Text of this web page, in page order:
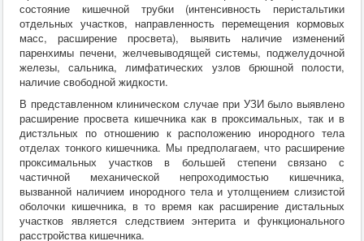
состояние кишечной трубки (интенсивность перистальтики
отдельных участков, направленность перемещения кормовых
масс, расширение просвета), выявить наличие изменений
паренхимы печени, желчевыводящей системы, поджелудочной
железы, сальника, лимфатических узлов брюшной полости,
наличие свободной жидкости.
В представленном клиническом случае при УЗИ было выявлено
расширение просвета кишечника как в проксимальных, так и в
дистзльных по отношению к расположению инородного тела
отделах тонкого кишечника. Мы предполагаем, что расширение
проксимальных участков в большей степени связано с
частичной механической непроходимостью кишечника,
вызванной наличием инородного тела и утолщением слизистой
оболочки кишечника, в то время как расширение дистальных
участков является следствием энтерита и функционального
расстройства кишечника.